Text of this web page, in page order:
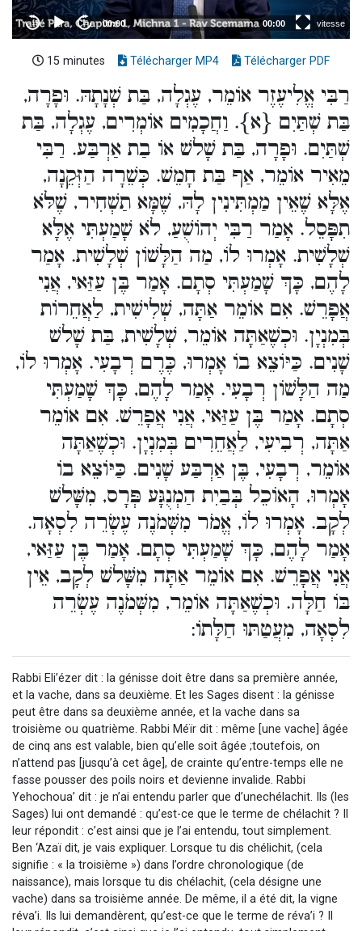
15 minutes Télécharger MP4 Télécharger PDF
רַבִּי אֱלִיעֶזֶר אוֹמֵר, עֶגְלָה, בַּת שְׁנָתָהּ. וּפָרָה,
בַּת שְׁתַּיִם {א}. וַחֲכָמִים אוֹמְרִים, עֶגְלָה, בַּת
שְׁתַּיִם. וּפָרָה, בַּת שָׁלשׁ אוֹ בַת אַרְבַּע. רַבִּי
מֵאִיר אוֹמֵר, אַף בַּת חָמֵשׁ. כְּשֵׁרָה הַזְּקֵנָה,
אֶלָּא שֶׁאֵין מַמְתִּינִין לָהּ, שֶׁמָּא תַשְׁחִיר, שֶׁלֹּא
תִפָּסֵל. אָמַר רַבִּי יְהוֹשֻׁעַ, לֹא שָׁמַעְתִּי אֶלָּא
שְׁלָשִׁית. אָמְרוּ לוֹ, מַה הַלָּשׁוֹן שְׁלָשִׁית. אָמַר
לָהֶם, כָּךְ שָׁמַעְתִּי סְתָם. אָמַר בֶּן עַזַּאי, אֲנִי
אֲפָרֵשׁ. אִם אוֹמֵר אַתָּה, שְׁלִישִׁית, לַאֲחֵרוֹת
בְּמִנְיָן. וּכְשֶׁאַתָּה אוֹמֵר, שְׁלָשִׁית, בַּת שָׁלשׁ
שָׁנִים. כַּיּוֹצֵא בוֹ אָמְרוּ, כֶּרֶם רְבָעִי. אָמְרוּ לוֹ,
מַה הַלָּשׁוֹן רְבָעִי. אָמַר לָהֶם, כָּךְ שָׁמַעְתִּי
סְתָם. אָמַר בֶּן עַזַּאי, אֲנִי אֲפָרֵשׁ. אִם אוֹמֵר
אַתָּה, רְבִיעִי, לַאֲחֵרִים בְּמִנְיָן. וּכְשֶׁאַתָּה
אוֹמֵר, רְבָעִי, בֶּן אַרְבַּע שָׁנִים. כַּיּוֹצֵא בוֹ
אָמְרוּ, הָאוֹכֵל בְּבַיִת הַמְנֻגָּע פְּרָס, מִשָּׁלשׁ
לְקָב. אָמְרוּ לוֹ, אֱמֹר מִשְּׁמֹנֶה עֶשְׂרֵה לִסְאָה.
אָמַר לָהֶם, כָּךְ שָׁמַעְתִּי סְתָם. אָמַר בֶּן עַזַּאי,
אֲנִי אֲפָרֵשׁ. אִם אוֹמֵר אַתָּה מִשָּׁלשׁ לְקָב, אֵין
בּוֹ חַלָּה. וּכְשֶׁאַתָּה אוֹמֵר, מִשְּׁמֹנֶה עֶשְׂרֵה
לִסְאָה, מִעֲטַתּוּ חַלָּתוֹ:
Rabbi Eli’ézer dit : la génisse doit être dans sa première année,
et la vache, dans sa deuxième. Et les Sages disent : la génisse
peut être dans sa deuxième année, et la vache dans sa
troisième ou quatrième. Rabbi Méïr dit : même [une vache] âgée
de cinq ans est valable, bien qu’elle soit âgée ;toutefois, on
n’attend pas [jusqu’à cet âge], de crainte qu’entre-temps elle ne
fasse pousser des poils noirs et devienne invalide. Rabbi
Yehochoua’ dit : je n’ai entendu parler que d’unechélachit. Ils (les
Sages) lui ont demandé : qu’est-ce que le terme de chélachit ? Il
leur répondit : c’est ainsi que je l’ai entendu, tout simplement.
Ben ‘Azaï dit, je vais expliquer. Lorsque tu dis chélichit, (cela
signifie : « la troisième ») dans l’ordre chronologique (de
naissance), mais lorsque tu dis chélachit, (cela désigne une
vache) dans sa troisième année. De même, il a été dit, la vigne
réva’i. Ils lui demandèrent, qu’est-ce que le terme de réva’i ? Il